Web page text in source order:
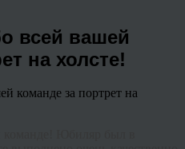
всей вашей
на холсте!